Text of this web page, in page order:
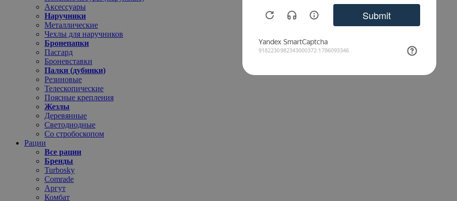
Аксессуары
Наручники
Металлические
Чехлы для наручников
Бронепапки
Пасгард
Броневставки
Палки (дубинки)
Резиновые
Телескопические
Поясные крепления
Жезлы
Деревянные
Светодиодные
Со стробоскопом
Рации
Все рации
Бренды
Turbosky
Comrade
Аргут
Комбат